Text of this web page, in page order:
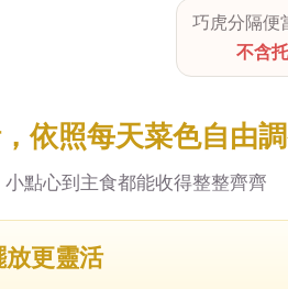
巧虎分隔便
不含
依照每天菜色自由
點心到主食都能收得整整齊齊
更靈活